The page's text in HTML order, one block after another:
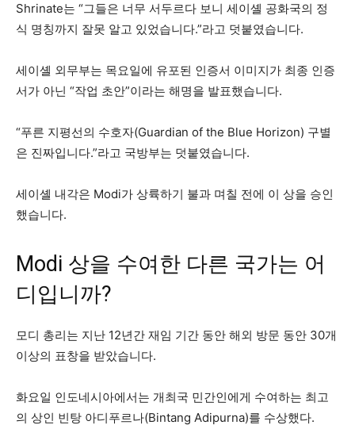
Shrinate는 “그들은 너무 서두르다 보니 세이셸 공화국의 정
식 명칭까지 잘못 알고 있었습니다.”라고 덧붙였습니다.
세이셸 외무부는 목요일에 유포된 인증서 이미지가 최종 인증
서가 아닌 “작업 초안”이라는 해명을 발표했습니다.
“푸른 지평선의 수호자(Guardian of the Blue Horizon) 구별
은 진짜입니다.”라고 국방부는 덧붙였습니다.
세이셸 내각은 Modi가 상륙하기 불과 며칠 전에 이 상을 승인
했습니다.
Modi 상을 수여한 다른 국가는 어
디입니까?
모디 총리는 지난 12년간 재임 기간 동안 해외 방문 동안 30개
이상의 표창을 받았습니다.
화요일 인도네시아에서는 개최국 민간인에게 수여하는 최고
의 상인 빈탕 아디푸르나(Bintang Adipurna)를 수상했다.